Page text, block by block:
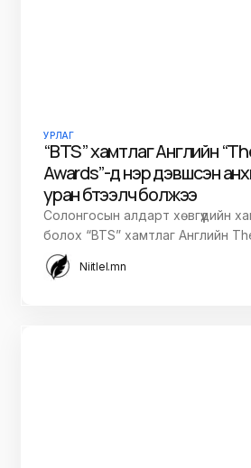
УРЛАГ
“BTS” хамтлаг Английн
Awards”-д нэр дэвшсэн
уран бүтээлч болжээ
Солонгосын алдарт хөвгүүдийн
болох “BTS” хамтлаг Английн
Niitlel.mn